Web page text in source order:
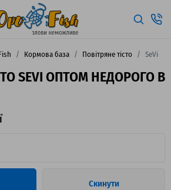
Кормова база Повітряне тісто SeVi
SEVI ОПТОМ НЕДОРОГО В
Скинути